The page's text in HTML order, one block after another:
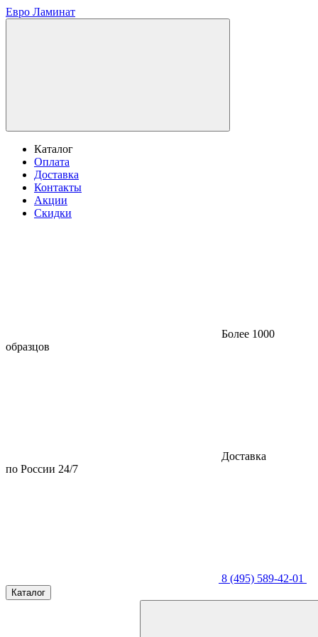
Евро Ламинат
Каталог
Оплата
Доставка
Контакты
Акции
Скидки
Более 1000
образцов
Доставка
по России 24/7
8 (495) 589-42-01
Каталог